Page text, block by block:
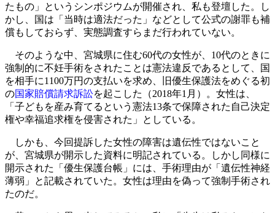
たもの」というシンポジウムが開催され、私も登壇した。し
かし、国は「当時は適法だった」などとして公式の謝罪も補
償もしておらず、実態調査すらまだ行われていない。
そのような中、宮城県に住む60代の女性が、10代のときに
強制的に不妊手術をされたことは憲法違反であるとして、国
を相手に1100万円の支払いを求め、旧優生保護法をめぐる初
の国家賠償請求訴訟を起こした（2018年1月）。女性は、
「子どもを産み育てるという憲法13条で保障された自己決定
権や幸福追求権を侵害された」としている。
しかも、今回提訴した女性の障害は遺伝性ではないこと
が、宮城県が開示した資料に明記されている。しかし同様に
開示された「優生保護台帳」には、手術理由が「遺伝性神経
薄弱」と記載されていた。女性は理由を偽って強制手術され
たのだ。